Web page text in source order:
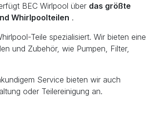
BEC Wirlpool über das größte
Whirlpoolteilen .
Teile spezialisiert. Wir bieten eine
und Zubehör, wie Pumpen, Filter,
Service bieten wir auch
oder Teilereinigung an.